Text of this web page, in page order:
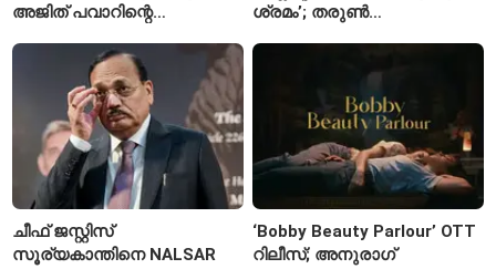
അജിത് പവാറിന്റെ
രണ്ടാമത്തെ സംഭവം
ശ്രമം’; തരുണ്‍
കാരണമെന്ന് മകൾ
ചീഫ് ജസ്റ്റിസ്
സൂര്യകാന്തിനെ NALSAR
‘Bobby Beauty Parlour’ OTT
റിലീസ്; അനുരാഗ്